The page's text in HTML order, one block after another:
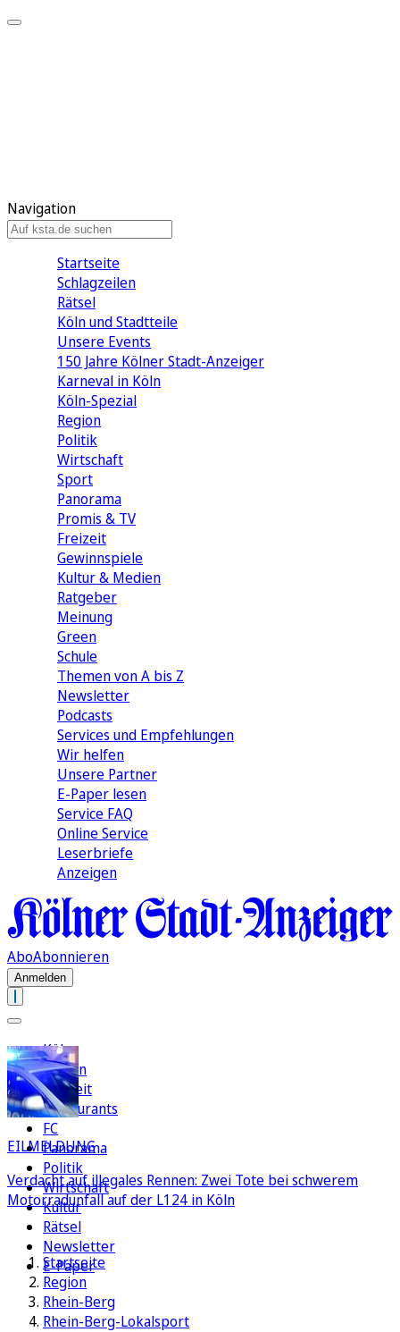
Navigation
Startseite
Schlagzeilen
Rätsel
Köln und Stadtteile
Unsere Events
150 Jahre Kölner Stadt-Anzeiger
Karneval in Köln
Köln-Spezial
Region
Politik
Wirtschaft
Sport
Panorama
Promis & TV
Freizeit
Gewinnspiele
Kultur & Medien
Ratgeber
Meinung
Green
Schule
Themen von A bis Z
Newsletter
Podcasts
Services und Empfehlungen
Wir helfen
Unsere Partner
E-Paper lesen
Service FAQ
Online Service
Leserbriefe
Anzeigen
AboAbonnieren
Anmelden
Köln
Region
Freizeit
Restaurants
FC
Panorama
Politik
Wirtschaft
Kultur
Rätsel
Newsletter
E-Paper
EILMELDUNG
Verdacht auf illegales Rennen: Zwei Tote bei schwerem
Motorradunfall auf der L124 in Köln
Startseite
Region
Rhein-Berg
Rhein-Berg-Lokalsport